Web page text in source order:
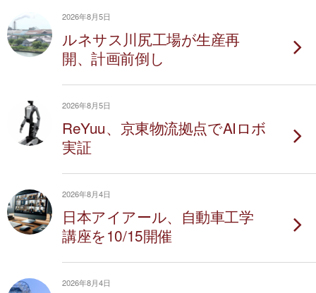
2026年8月5日
ルネサス川尻工場が生産再
開、計画前倒し
2026年8月5日
ReYuu、京東物流拠点でAIロボ
実証
2026年8月4日
日本アイアール、自動車工学
講座を10/15開催
2026年8月4日